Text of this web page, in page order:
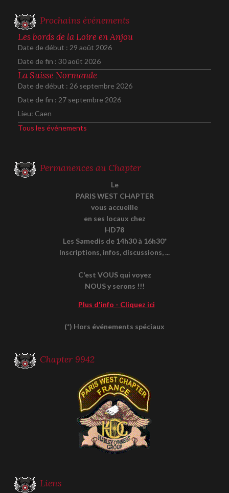
Prochains événements
Les bords de la Loire en Anjou
Date de début : 29 août 2026
Date de fin : 30 août 2026
La Suisse Normande
Date de début : 26 septembre 2026
Date de fin : 27 septembre 2026
Lieu: Caen
Tous les événements
Permanences au Chapter
Le
PARIS WEST CHAPTER
vous accueille
en ses locaux chez
HD78
Les Samedis de 14h30 à 16h30*
Inscriptions, infos, discussions, ...
C'est VOUS qui voyez
NOUS y serons !!!
Plus d'info - Cliquez ici
(*) Hors événements spéciaux
Chapter 9942
Liens